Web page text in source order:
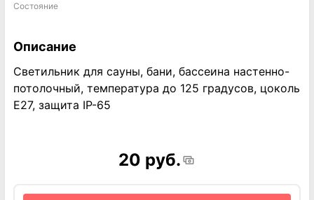
Состояние
Описание
Светильник для сауны, бани, бассеина настенно-
потолочный, температура до 125 градусов, цоколь
Е27, защита IP-65
20 руб.